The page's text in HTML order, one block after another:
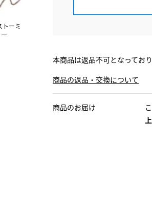
トーミ
ー
本商品は返品不可となってお
商品の返品・交換について
商品のお届け